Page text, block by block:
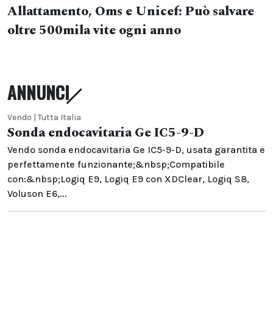
Allattamento, Oms e Unicef: Può salvare
oltre 500mila vite ogni anno
ANNUNCI
Vendo | Tutta Italia
Sonda endocavitaria Ge IC5-9-D
Vendo sonda endocavitaria Ge IC5-9-D, usata garantita e
perfettamente funzionante;&nbsp;Compatibile
con:&nbsp;Logiq E9, Logiq E9 con XDClear, Logiq S8,
Voluson E6,...